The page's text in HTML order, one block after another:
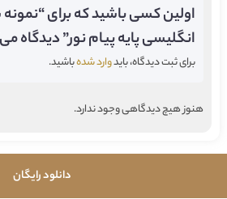
اولین کسی باشید که برای
انگلیسی پایه پیام نور” دیدگاه
برای ثبت دیدگاه، بایدوارد شدهباشید.
هنوز هیچ دیدگاهی وجود ندارد.
دانلود رایگان